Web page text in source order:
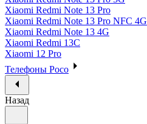
Xiaomi Redmi Note 13 Pro
Xiaomi Redmi Note 13 Pro NFC 4G
Xiaomi Redmi Note 13 4G
Xiaomi Redmi 13C
Xiaomi 12 Pro
Телефоны Poco
Назад